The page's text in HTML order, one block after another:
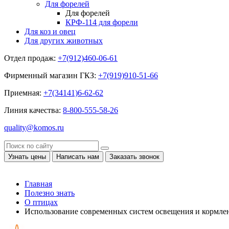
Для форелей
Для форелей
КРФ-114 для форели
Для коз и овец
Для других животных
Отдел продаж: +7(912)460-06-61
Фирменный магазин ГКЗ: +7(919)910-51-66
Приемная: +7(34141)6-62-62
Линия качества: 8-800-555-58-26
quality@komos.ru
Узнать цены Написать нам Заказать звонок
Главная
Полезно знать
О птицах
Использование современных систем освещения и